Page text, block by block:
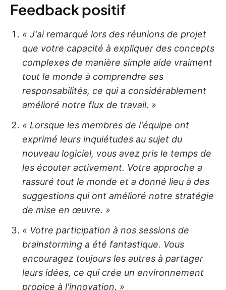
Feedback positif
« J'ai remarqué lors des réunions de projet
que votre capacité à expliquer des concepts
complexes de manière simple aide vraiment
tout le monde à comprendre ses
responsabilités, ce qui a considérablement
amélioré notre flux de travail. »
« Lorsque les membres de l'équipe ont
exprimé leurs inquiétudes au sujet du
nouveau logiciel, vous avez pris le temps de
les écouter activement. Votre approche a
rassuré tout le monde et a donné lieu à des
suggestions qui ont amélioré notre stratégie
de mise en œuvre. »
« Votre participation à nos sessions de
brainstorming a été fantastique. Vous
encouragez toujours les autres à partager
leurs idées, ce qui crée un environnement
propice à l'innovation. »